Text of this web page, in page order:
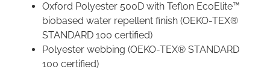
Oxford Polyester 500D with Teflon EcoElite™
biobased water repellent finish (OEKO-TEX®
STANDARD 100 certified)
Polyester webbing (OEKO-TEX® STANDARD
100 certified)